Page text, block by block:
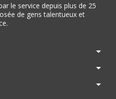
le service depuis plus de 25
de gens talentueux et
arrow_drop_down
arrow_drop_down
arrow_drop_down